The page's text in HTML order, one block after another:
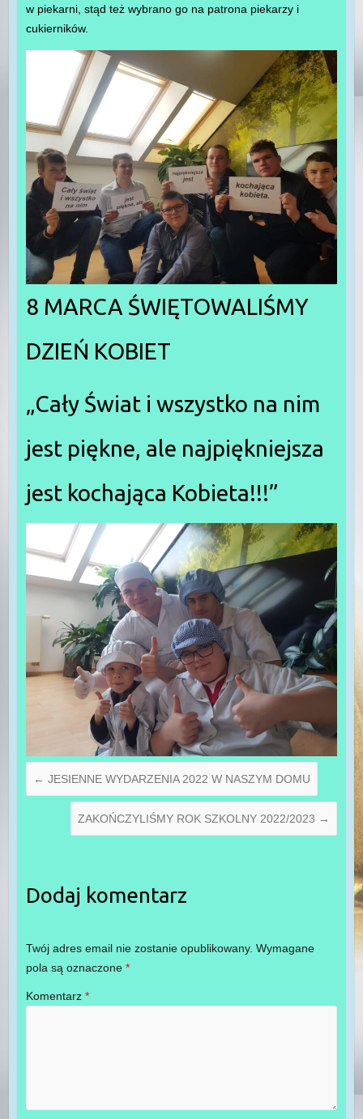
w piekarni, stąd też wybrano go na patrona piekarzy i
cukierników.
8 MARCA ŚWIĘTOWALIŚMY
DZIEŃ KOBIET
„Cały Świat i wszystko na nim
jest piękne, ale najpiękniejsza
jest kochająca Kobieta!!!”
← JESIENNE WYDARZENIA 2022 W NASZYM DOMU
ZAKOŃCZYLIŚMY ROK SZKOLNY 2022/2023 →
Dodaj komentarz
Twój adres email nie zostanie opublikowany. Wymagane
pola są oznaczone *
Komentarz *